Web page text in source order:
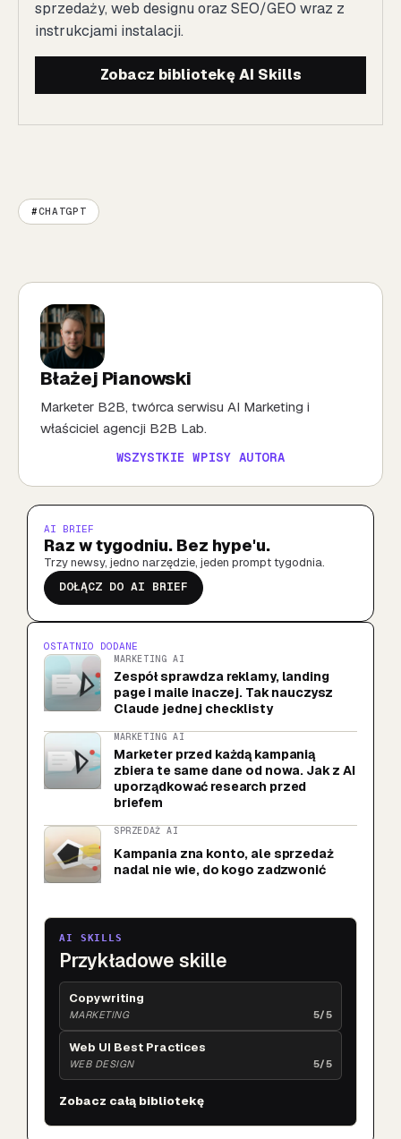
sprzedaży, web designu oraz SEO/GEO wraz z
instrukcjami instalacji.
Zobacz bibliotekę AI Skills
CHATGPT
Błażej Pianowski
Marketer B2B, twórca serwisu AI Marketing i
właściciel agencji B2B Lab.
WSZYSTKIE WPISY AUTORA
AI BRIEF
Raz w tygodniu. Bez hype'u.
Trzy newsy, jedno narzędzie, jeden prompt tygodnia.
DOŁĄCZ DO AI BRIEF
OSTATNIO DODANE
MARKETING AI
Zespół sprawdza reklamy, landing
page i maile inaczej. Tak nauczysz
Claude jednej checklisty
MARKETING AI
Marketer przed każdą kampanią
zbiera te same dane od nowa. Jak z AI
uporządkować research przed
briefem
SPRZEDAŻ AI
Kampania zna konto, ale sprzedaż
nadal nie wie, do kogo zadzwonić
AI SKILLS
Przykładowe skille
Copywriting
MARKETING 5/5
Web UI Best Practices
WEB DESIGN 5/5
Zobacz całą bibliotekę